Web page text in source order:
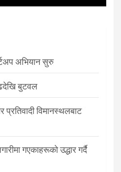
अभियान सुरु
बुटवल
विमानस्थलबाट
गएकाहरूको उद्धार गर्दै